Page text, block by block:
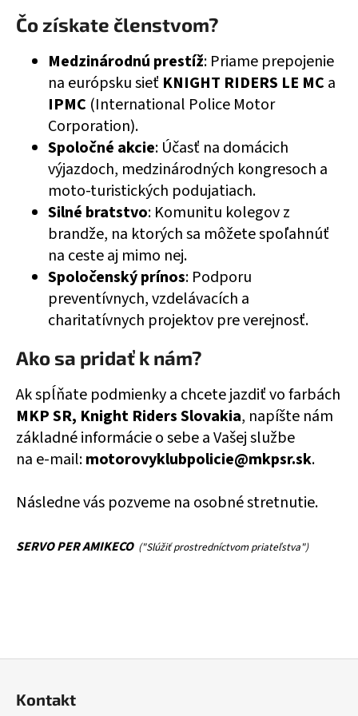
Čo získate členstvom?
Medzinárodnú prestíž: Priame prepojenie
na európsku sieť KNIGHT RIDERS LE MC a
IPMC (International Police Motor
Corporation).
Spoločné akcie: Účasť na domácich
výjazdoch, medzinárodných kongresoch a
moto-turistických podujatiach.
Silné bratstvo: Komunitu kolegov z
brandže, na ktorých sa môžete spoľahnúť
na ceste aj mimo nej.
Spoločenský prínos: Podporu
preventívnych, vzdelávacích a
charitatívnych projektov pre verejnosť.
Ako sa pridať k nám?
Ak spĺňate podmienky a chcete jazdiť vo farbách
MKP SR, Knight Riders Slovakia, napíšte nám
základné informácie o sebe a Vašej službe
na e-mail:motorovyklubpolicie@mkpsr.sk.
Následne vás pozveme na osobné stretnutie.
SERVO PER AMIKECO ("Slúžiť prostredníctvom priateľstva")
Kontakt